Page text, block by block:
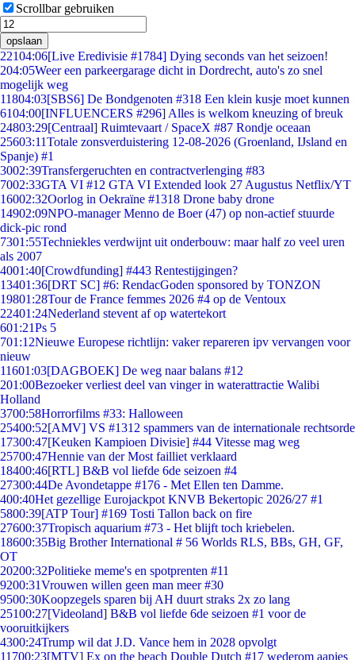
Scrollbar gebruiken
opslaan
22104:06[Live Eredivisie #1784] Dying seconds van het seizoen!
204:05Weer een parkeergarage dicht in Dordrecht, auto's zo snel
mogelijk weg
11804:03[SBS6] De Bondgenoten #318 Een klein kusje moet kunnen
6104:00[INFLUENCERS #296] Alles is welkom kneuzing of breuk
24803:29[Centraal] Ruimtevaart / SpaceX #87 Rondje oceaan
25603:11Totale zonsverduistering 12-08-2026 (Groenland, IJsland en
Spanje) #1
3002:39Transfergeruchten en contractverlenging #83
7002:33GTA VI #12 GTA VI Extended look 27 Augustus Netflix/YT
16002:32Oorlog in Oekraïne #1318 Drone baby drone
14902:09NPO-manager Menno de Boer (47) op non-actief stuurde
dick-pic rond
7301:55Techniekles verdwijnt uit onderbouw: maar half zo veel uren
als 2007
4001:40[Crowdfunding] #443 Rentestijgingen?
13401:36[DRT SC] #6: RendacGoden sponsored by TONZON
19801:28Tour de France femmes 2026 #4 op de Ventoux
22401:24Nederland stevent af op watertekort
601:21Ps 5
701:12Nieuwe Europese richtlijn: vaker repareren ipv vervangen voor
nieuw
11601:03[DAGBOEK] De weg naar balans #12
201:00Bezoeker verliest deel van vinger in waterattractie Walibi
Holland
3700:58Horrorfilms #33: Halloween
25400:52[AMV] VS #1312 spammers van de internationale rechtsorde
17300:47[Keuken Kampioen Divisie] #44 Vitesse mag weg
25700:47Hennie van der Most failliet verklaard
18400:46[RTL] B&B vol liefde 6de seizoen #4
27300:44De Avondetappe #176 - Met Ellen ten Damme.
400:40Het gezellige Eurojackpot KNVB Bekertopic 2026/27 #1
5800:39[ATP Tour] #169 Tosti Tallon back on fire
27600:37Tropisch aquarium #73 - Het blijft toch kriebelen.
18600:35Big Brother International # 56 Worlds RLS, BBs, GH, GF,
OT
20200:32Politieke meme's en spotprenten #11
9200:31Vrouwen willen geen man meer #30
9500:30Koopzegels sparen bij AH duurt straks 2x zo lang
25100:27[Videoland] B&B vol liefde 6de seizoen #1 voor de
vooruitkijkers
4300:24Trump wil dat J.D. Vance hem in 2028 opvolgt
11700:23[MTV] Ex on the beach Double Dutch #17 wederom aapjes